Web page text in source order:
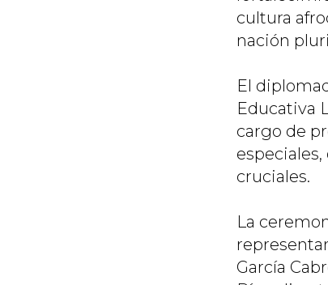
cultura
nación
El
Educativa
cargo de
cruciales.
La
García